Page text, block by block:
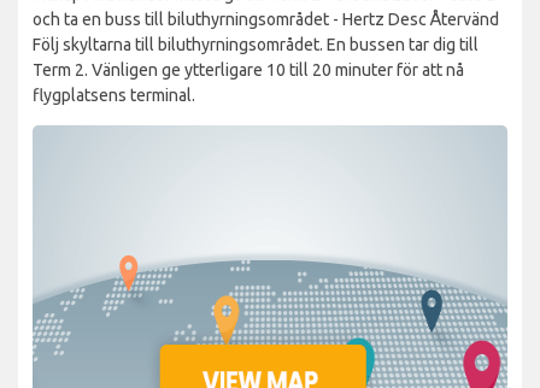
och ta en buss till biluthyrningsområdet - Hertz Desc Återvänd
Följ skyltarna till biluthyrningsområdet. En bussen tar dig till
Term 2. Vänligen ge ytterligare 10 till 20 minuter för att nå
flygplatsens terminal.